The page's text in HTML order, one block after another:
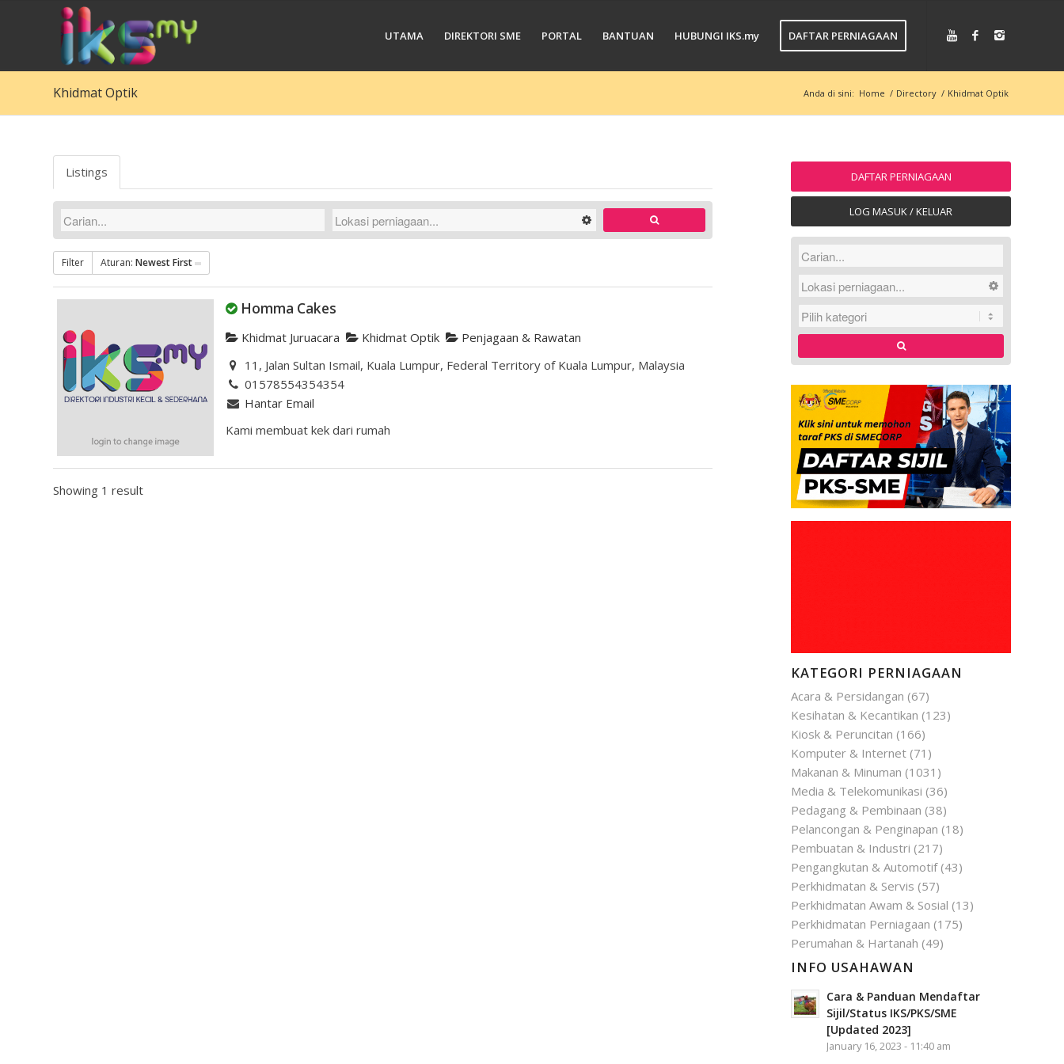
UTAMA DIREKTORI SME PORTAL BANTUAN HUBUNGI IKS.my DAFTAR PERNIAGAAN
Khidmat Optik Anda di sini: Home / Directory / Khidmat Optik
Listings
Filter Aturan: Newest First
Homma Cakes
Khidmat Juruacara Khidmat Optik
Penjagaan & Rawatan
11, Jalan Sultan Ismail, Kuala Lumpur, Federal Territory of Kuala Lumpur, Malaysia
01578554354354
Hantar Email
Kami membuat kek dari rumah
Showing 1 result
DAFTAR PERNIAGAAN
LOG MASUK / KELUAR
KATEGORI PERNIAGAAN
Acara & Persidangan (67)
Kesihatan & Kecantikan (123)
Kiosk & Peruncitan (166)
Komputer & Internet (71)
Makanan & Minuman (1031)
Media & Telekomunikasi (36)
Pedagang & Pembinaan (38)
Pelancongan & Penginapan (18)
Pembuatan & Industri (217)
Pengangkutan & Automotif(43)
Perkhidmatan & Servis (57)
Perkhidmatan Awam & Sosial (13)
Perkhidmatan Perniagaan (175)
Perumahan & Hartanah (49)
INFO USAHAWAN
Cara & Panduan Mendaftar
Sijil/Status IKS/PKS/SME
[Updated 2023]
January 16, 2023 - 11:40 am